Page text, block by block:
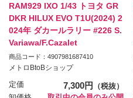
RAM929 IXO 1/43 トヨタ GR
DKR HILUX EVO T1U(2024) 2
024年 ダカールラリー #226 S.
Variawa/F.Cazalet
商品コード：4907981687410
メトロBtoBショップ
定価 7,300円
（税抜）